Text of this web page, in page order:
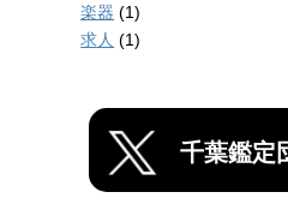
楽器 (1)
求人 (1)
千葉鑑定